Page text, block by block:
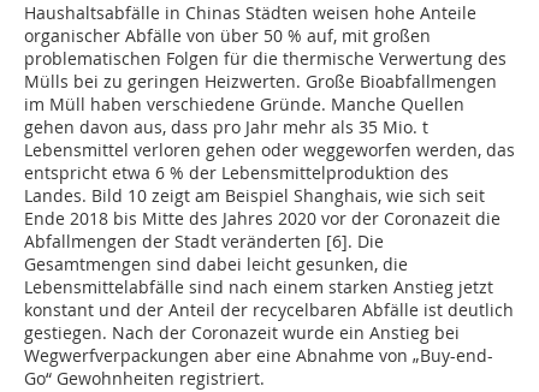
Haushaltsabfälle in Chinas Städten weisen hohe Anteile
organischer Abfälle von über 50 % auf, mit großen
problematischen Folgen für die thermische Verwertung des
Mülls bei zu geringen Heizwerten. Große Bioabfallmengen
im Müll haben verschiedene Gründe. Manche Quellen
gehen davon aus, dass pro Jahr mehr als 35 Mio. t
Lebensmittel verloren gehen oder weggeworfen werden, das
entspricht etwa 6 % der Lebensmittelproduktion des
Landes. Bild 10 zeigt am Beispiel Shanghais, wie sich seit
Ende 2018 bis Mitte des Jahres 2020 vor der Coronazeit die
Abfallmengen der Stadt veränderten [6]. Die
Gesamtmengen sind dabei leicht gesunken, die
Lebensmittelabfälle sind nach einem starken Anstieg jetzt
konstant und der Anteil der recycelbaren Abfälle ist deutlich
gestiegen. Nach der Coronazeit wurde ein Anstieg bei
Wegwerfverpackungen aber eine Abnahme von „Buy-end-
Go“ Gewohnheiten registriert.